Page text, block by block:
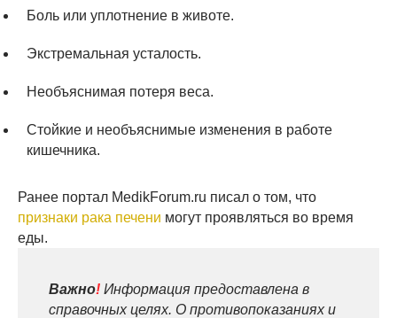
Боль или уплотнение в животе.
Экстремальная усталость.
Необъяснимая потеря веса.
Стойкие и необъяснимые изменения в работе
кишечника.
Ранее портал MedikForum.ru писал о том, что
признаки рака печени могут проявляться во время
еды.
Важно! Информация предоставлена в
справочных целях. О противопоказаниях и